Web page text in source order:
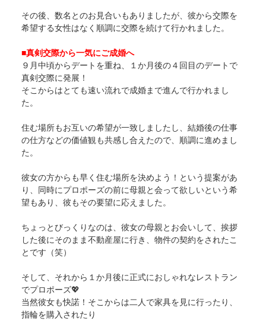
その後、数名とのお見合いもありましたが、彼から交際を
希望する女性はなく順調に交際を続けて行かれました。
■真剣交際から一気にご成婚へ
９月中頃からデートを重ね、１か月後の４回目のデートで
真剣交際に発展！
そこからはとても速い流れで成婚まで進んで行かれまし
た。
住む場所もお互いの希望が一致しましたし、結婚後の仕事
の仕方などの価値観も共感し合えたので、順調に進めまし
た。
彼女の方からも早く住む場所を決めよう！という提案があ
り、同時にプロポーズの前に母親と会って欲しいという希
望もあり、彼もその要望に応えました。
ちょっとびっくりなのは、彼女の母親とお会いして、挨拶
した後にそのまま不動産屋に行き、物件の契約をされたこ
とです（笑）
そして、それから１か月後に正式におしゃれなレストラン
でプロポーズ💖
当然彼女も快諾！そこからは二人で家具を見に行ったり、
指輪を購入されたり